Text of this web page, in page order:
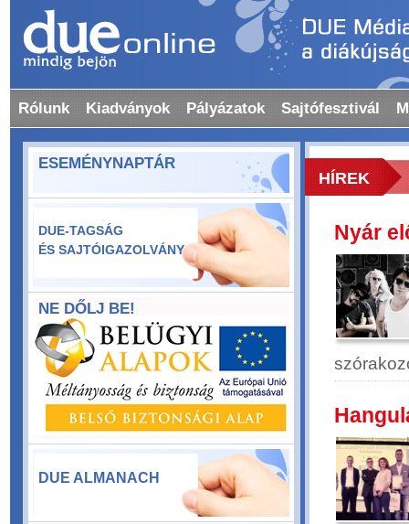
Rólunk Kiadványok Pályázatok Sajtófesztivál
ESEMÉNYNAPTÁR
DUE-TAGSÁG
ÉS SAJTÓIGAZOLVÁNY
NE DŐLJ BE!
DUE ALMANACH
HÍREK
Nyár